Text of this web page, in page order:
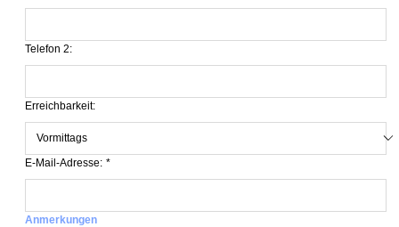
Telefon 2:
Erreichbarkeit:
E-Mail-Adresse: *
Anmerkungen